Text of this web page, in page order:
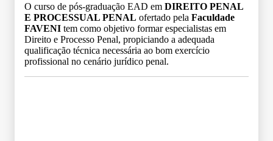
O curso de pós-graduação EAD em DIREITO PENAL
E PROCESSUAL PENAL ofertado pela Faculdade
FAVENI tem como objetivo formar especialistas em
Direito e Processo Penal, propiciando a adequada
qualificação técnica necessária ao bom exercício
profissional no cenário jurídico penal.